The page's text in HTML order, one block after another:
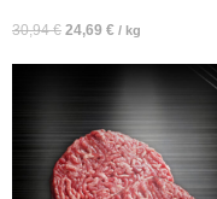
30,94€ 24,69 € / kg